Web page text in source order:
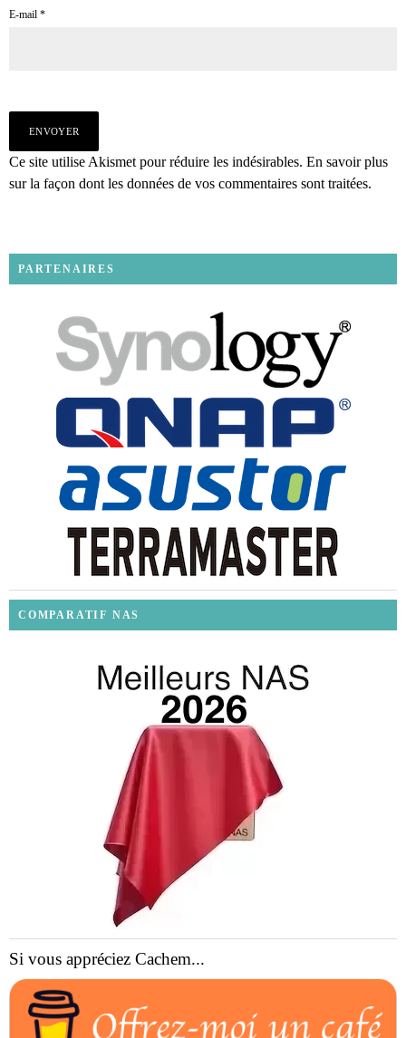
E-mail *
Ce site utilise Akismet pour réduire les indésirables. En savoir plus
sur la façon dont les données de vos commentaires sont traitées.
PARTENAIRES
COMPARATIF NAS
Si vous appréciez Cachem...